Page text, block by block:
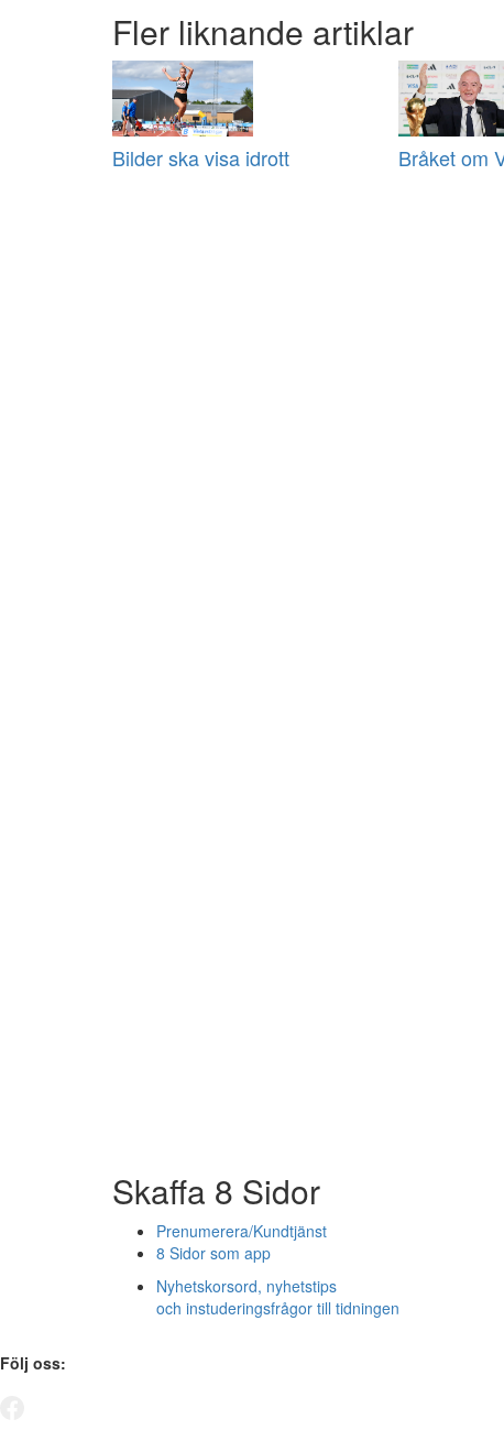
Fler liknande artiklar
Bilder ska visa idrott Bråket om
Skaffa 8 Sidor
Prenumerera/Kundtjänst
8 Sidor som app
Nyhetskorsord, nyhetstips
och instuderingsfrågor till tidningen
Följ oss: